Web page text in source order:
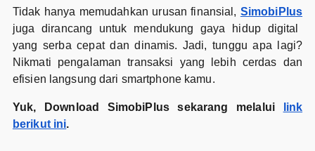
Tidak hanya memudahkan urusan finansial, SimobiPlus
juga dirancang untuk mendukung gaya hidup digital
yang serba cepat dan dinamis. Jadi, tunggu apa lagi?
Nikmati pengalaman transaksi yang lebih cerdas dan
efisien langsung dari smartphone kamu.
Yuk, Download SimobiPlus sekarang melalui
link
berikut ini.